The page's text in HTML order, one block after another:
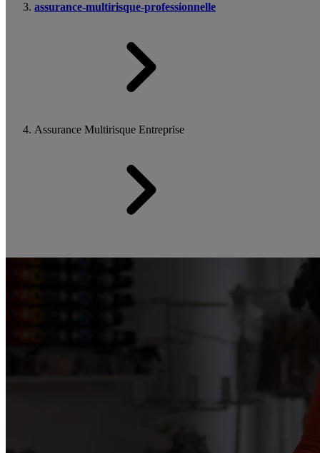
assurance-multirisque-professionnelle
Assurance Multirisque Entreprise